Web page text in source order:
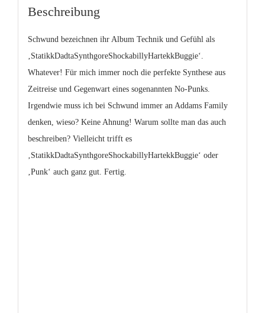
Beschreibung
Schwund bezeichnen ihr Album Technik und Gefühl als
‚StatikkDadtaSynthgoreShockabillyHartekkBuggie‘.
Whatever! Für mich immer noch die perfekte Synthese aus
Zeitreise und Gegenwart eines sogenannten No-Punks.
Irgendwie muss ich bei Schwund immer an Addams Family
denken, wieso? Keine Ahnung! Warum sollte man das auch
beschreiben? Vielleicht trifft es
‚StatikkDadtaSynthgoreShockabillyHartekkBuggie‘ oder
‚Punk‘ auch ganz gut. Fertig.